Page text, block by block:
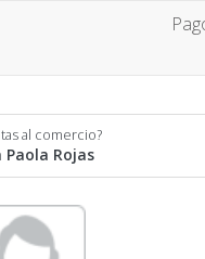
al comercio?
Rojas